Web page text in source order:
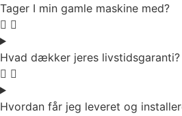
Tager I min gamle maskine med?
Hvad dækker jeres livstidsgaranti?
Hvordan får jeg leveret og